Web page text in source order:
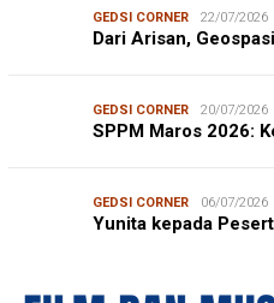
GEDSI CORNER 22/07/2026
Dari Arisan,
GEDSI CORNER 20/07/2026
SPPM Maros 2026:
GEDSI CORNER 06/07/2026
Yunita kepada